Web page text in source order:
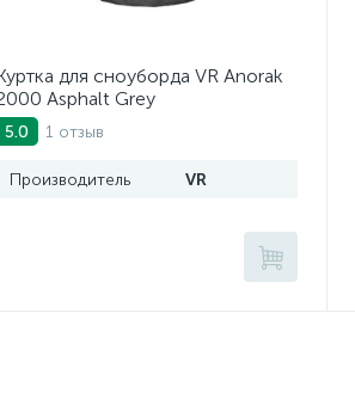
для сноуборда VR Anorak
Asphalt Grey
5.0 1 отзыв
Производитель VR